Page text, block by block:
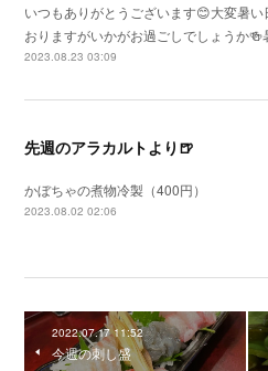
いつもありがとうございます😊大変暑い
おりますがいかがお過ごしでしょうか
2023.08.23 03:09
先週のアラカルトより🍺
かぼちゃの煮物冷製（400円）
2023.08.02 02:06
2022.07.17 11:52
今週の刺し盛